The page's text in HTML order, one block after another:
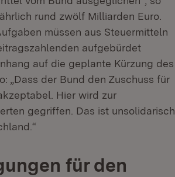
rund zwölf Milliarden Euro.
müssen aus Steuermitteln
aufgebürdet
auf die geplante Kürzung des
„Dass der Bund den Zuschuss für
Hier wird zur
gegriffen. Das ist unsolidarisch
für den